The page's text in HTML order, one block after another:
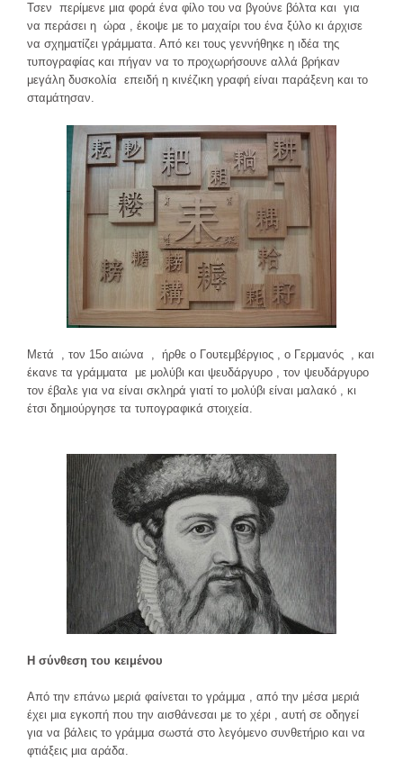
Τσεν περίμενε μια φορά ένα φίλο του να βγούνε βόλτα και για
να περάσει η ώρα , έκοψε με το μαχαίρι του ένα ξύλο κι άρχισε
να σχηματίζει γράμματα. Από κει τους γεννήθηκε η ιδέα της
τυπογραφίας και πήγαν να το προχωρήσουνε αλλά βρήκαν
μεγάλη δυσκολία επειδή η κινέζικη γραφή είναι παράξενη και το
σταμάτησαν.
Μετά , τον 15ο αιώνα , ήρθε ο Γουτεμβέργιος , ο Γερμανός , και
έκανε τα γράμματα με μολύβι και ψευδάργυρο , τον ψευδάργυρο
τον έβαλε για να είναι σκληρά γιατί το μολύβι είναι μαλακό , κι
έτσι δημιούργησε τα τυπογραφικά στοιχεία.
Η σύνθεση του κειμένου
Από την επάνω μεριά φαίνεται το γράμμα , από την μέσα μεριά
έχει μια εγκοπή που την αισθάνεσαι με το χέρι , αυτή σε οδηγεί
για να βάλεις το γράμμα σωστά στο λεγόμενο συνθετήριο και να
φτιάξεις μια αράδα.